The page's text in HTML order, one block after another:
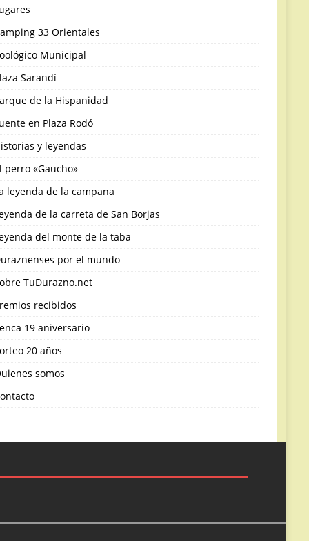
33 Orientales
Municipal
Sarandí
de la Hispanidad
en Plaza Rodó
y leyendas
perro «Gaucho»
leyenda de la campana
de la carreta de San Borjas
del monte de la taba
por el mundo
TuDurazno.net
recibidos
19 aniversario
20 años
somos